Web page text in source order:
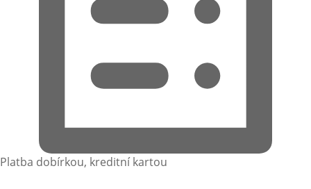
Platba dobírkou, kreditní kartou